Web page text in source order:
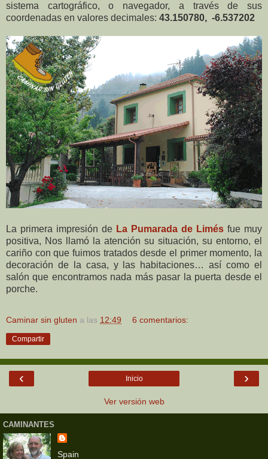
sistema cartográfico, o navegador, a través de sus
coordenadas en valores decimales: 43.150780, -6.537202
La primera impresión de La Pumarada de Limés fue muy
positiva, Nos llamó la atención su situación, su entorno, el
cariño con que fuimos tratados desde el primer momento, la
decoración de la casa, y las habitaciones… así como el
salón que encontramos nada más pasar la puerta desde el
porche.
Caminar sin gluten a las 12:49 6 comentarios:
Compartir
‹ ›
Inicio
Ver versión web
CAMINANTES
Spain